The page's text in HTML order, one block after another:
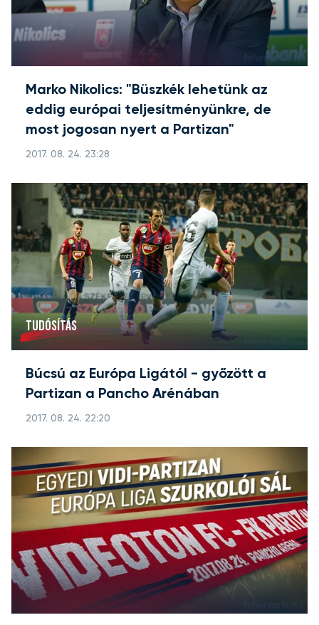
Marko Nikolics: "Büszkék lehetünk az
eddig európai teljesítményünkre, de
most jogosan nyert a Partizan"
2017. 08. 24. 23:28
TUDÓSÍTÁS
Búcsú az Európa Ligától - győzött a
Partizan a Pancho Arénában
2017. 08. 24. 22:20